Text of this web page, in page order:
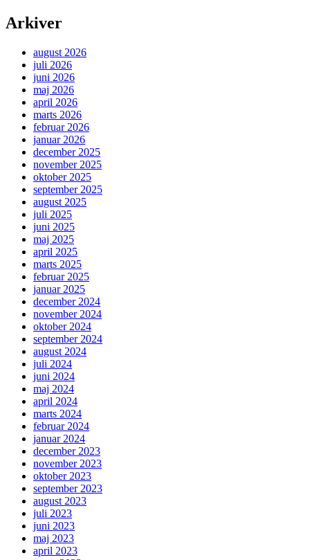
Arkiver
august 2026
juli 2026
juni 2026
maj 2026
april 2026
marts 2026
februar 2026
januar 2026
december 2025
november 2025
oktober 2025
september 2025
august 2025
juli 2025
juni 2025
maj 2025
april 2025
marts 2025
februar 2025
januar 2025
december 2024
november 2024
oktober 2024
september 2024
august 2024
juli 2024
juni 2024
maj 2024
april 2024
marts 2024
februar 2024
januar 2024
december 2023
november 2023
oktober 2023
september 2023
august 2023
juli 2023
juni 2023
maj 2023
april 2023